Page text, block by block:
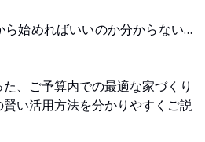
ら始めればいいのか分からない…
、ご予算内での最適な家づくり
い活用方法を分かりやすくご説